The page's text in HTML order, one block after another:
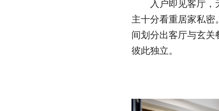
入户即见客厅，
主十分看重居家私
间划分出客厅与玄
彼此独立。